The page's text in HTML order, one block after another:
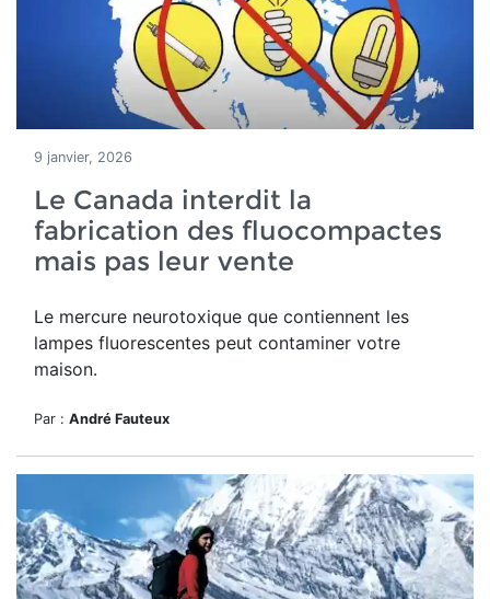
9 janvier, 2026
Le Canada interdit la
fabrication des fluocompactes
mais pas leur vente
Le mercure neurotoxique que contiennent les
lampes fluorescentes peut contaminer votre
maison.
Par : André Fauteux